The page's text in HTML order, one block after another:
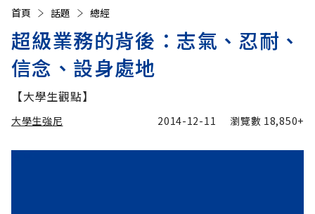
首頁 話題 總經
超級業務的背後：志氣、忍耐、
信念、設身處地
【大學生觀點】
大學生強尼 2014-12-11 瀏覽數 18,850+